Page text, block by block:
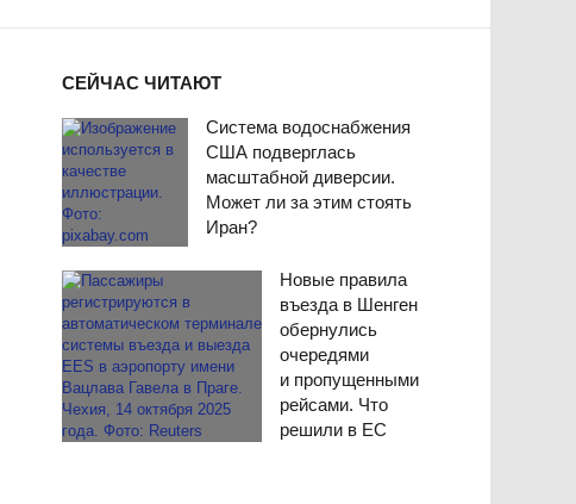
СЕЙЧАС ЧИТАЮТ
Система водоснабжения
США подверглась
масштабной диверсии.
Может ли за этим стоять
Иран?
Новые правила
въезда в Шенген
обернулись
очередями
и пропущенными
рейсами. Что
решили в ЕС